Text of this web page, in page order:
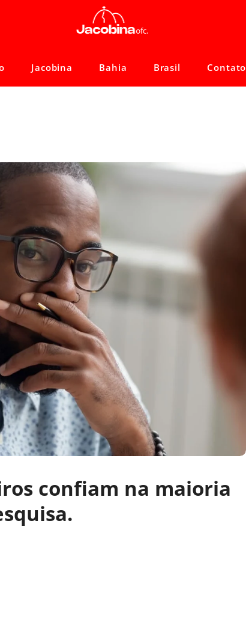
Jacobina Bahia Brasil Contato
confiam na maioria